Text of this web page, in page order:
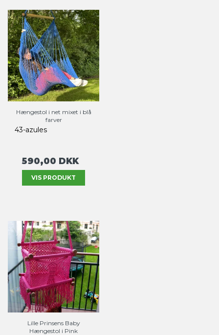
Hængestol i net mixet i blå
farver
43-azules
590,00 DKK
VIS PRODUKT
Lille Prinsens Baby
Hængestol i Pink